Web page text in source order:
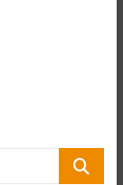
Cerca…